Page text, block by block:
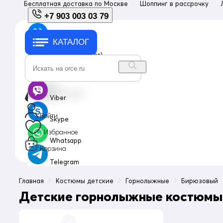
Бесплатная доставка по Москве Шоппинг в рассрочку
+7 903 003 03 79
+7 903 003 03 79
с 10:00 до 18:00 (пн-пт)
Viber
Skype
Whatsapp
Telegram
КАТАЛОГ
Войти
Избранное
Корзина
Главная Костюмы детские Горнолыжные Бирюзовый
Детские горнолыжные